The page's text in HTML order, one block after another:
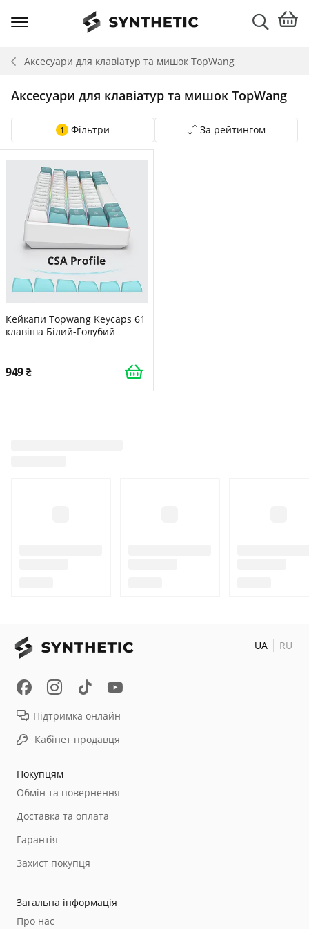
Аксесуари для клавіатур та мишок TopWang
Аксесуари для клавіатур та мишок TopWang
1 Фільтри За рейтингом
Кейкапи Topwang Keycaps 61
клавіша Білий-Голубий
949
Покупцям
Обмін та повернення
Доставка та оплата
Гарантія
Захист покупця
Загальна інформація
Про нас
Підтримка онлайн
Кабінет продавця
UA RU